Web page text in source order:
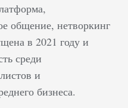
на своем
Для всех этих
заработка
в Яндекс.Дзен.
можно
общение, нетворкинг
в 2021 году и
среди
и
бизнеса.